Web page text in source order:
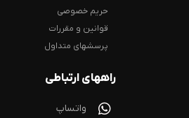
حریم خصوصی
قوانین و مقررات
پرسشهای متداول
راههای ارتباطی
واتساپ